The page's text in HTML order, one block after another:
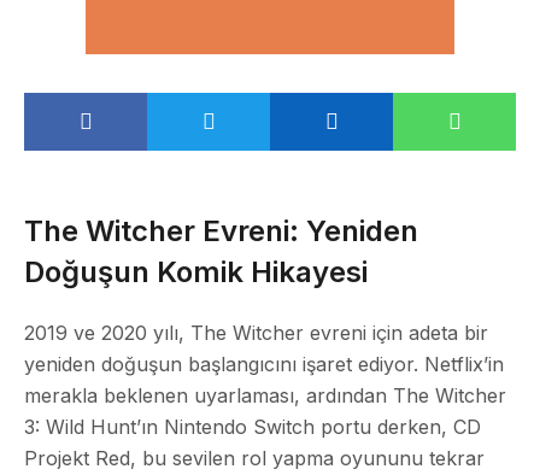
The Witcher Evreni: Yeniden
Doğuşun Komik Hikayesi
2019 ve 2020 yılı, The Witcher evreni için adeta bir
yeniden doğuşun başlangıcını işaret ediyor. Netflix’in
merakla beklenen uyarlaması, ardından The Witcher
3: Wild Hunt’ın Nintendo Switch portu derken, CD
Projekt Red, bu sevilen rol yapma oyununu tekrar